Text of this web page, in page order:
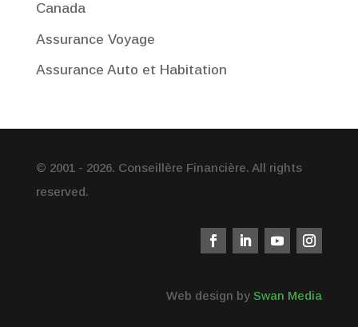
Canada
Assurance Voyage
Assurance Auto et Habitation
© 2001 - 2026. Conseillère Financière. All rights
reserved.
Web design bySwan Media